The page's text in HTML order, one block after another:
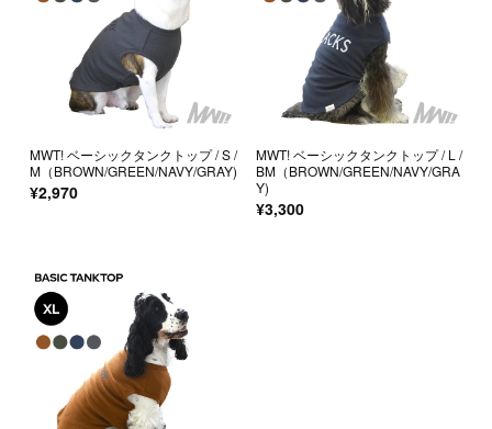
MWT! ベーシックタンクトップ / S /
M（BROWN/GREEN/NAVY/GRAY)
¥2,970
MWT! ベーシックタンクトップ / L /
BM（BROWN/GREEN/NAVY/GRA
Y)
¥3,300